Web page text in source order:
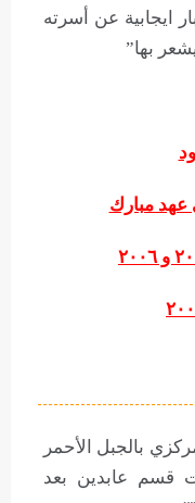
ايجابية عن أسرته
بها”
مبارك
بالجبل الأحمر
قسم عابدين بعد